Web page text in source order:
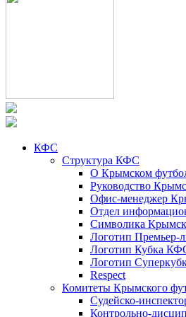
КФС
Структура КФС
О Крымском
Руководство
Офис-менеджер
Отдел
Символика
Логотип Премьер-
Логотип Кубка
Логотип
Respect
Комитеты Крымского
Судейско-
Контрольно-